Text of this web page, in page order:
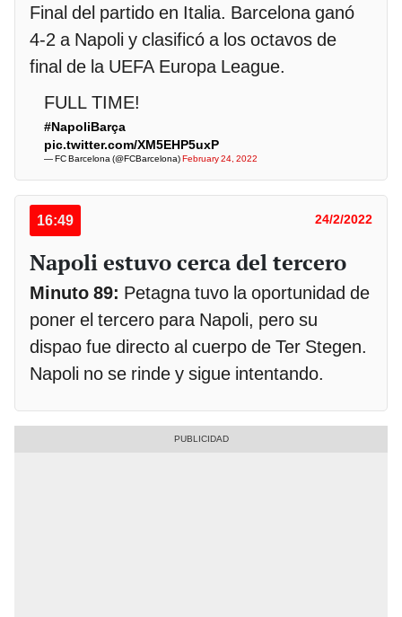
Final del partido en Italia. Barcelona ganó
4-2 a Napoli y clasificó a los octavos de
final de la UEFA Europa League.
FULL TIME!
#NapoliBarça
pic.twitter.com/XM5EHP5uxP
— FC Barcelona (@FCBarcelona)February 24, 2022
16:49 24/2/2022
Napoli estuvo cerca del tercero
Minuto 89: Petagna tuvo la oportunidad de
poner el tercero para Napoli, pero su
dispao fue directo al cuerpo de Ter Stegen.
Napoli no se rinde y sigue intentando.